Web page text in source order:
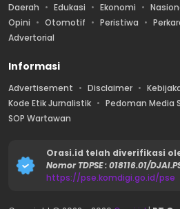
Daerah Edukasi Ekonomi
Opini
Otomotif Peristiwa
Advertorial
Informasi
Advertisement Disclaimer
Kode Etik Jurnalistik
Pedoman Media
SOP Wartawan
Orasi.id telah diverifikasi
Nomor TDPSE : 018116.01/
https://pse.komdigi.go.id/pse